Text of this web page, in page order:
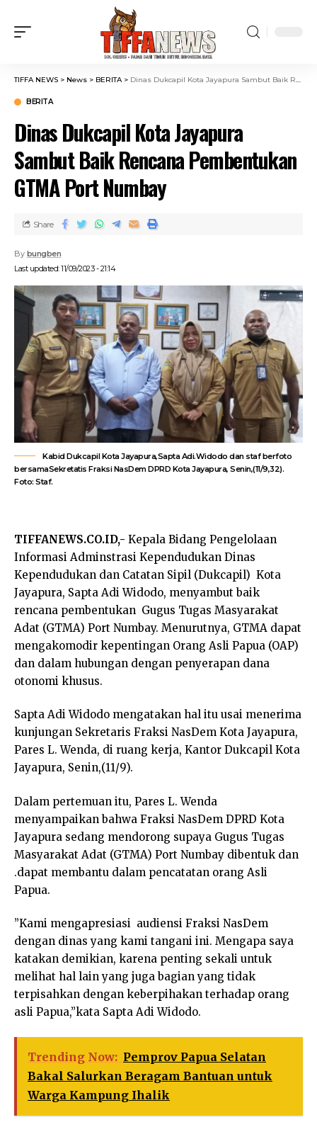
TIFFA NEWS > News > BERITA> Dinas Dukcapil Kota Jayapura Sambut Baik Rencana Pembentukan GTMA Port Numbay
BERITA
Dinas Dukcapil Kota Jayapura
Sambut Baik Rencana Pembentukan
GTMA Port Numbay
Last updated: 11/09/2023 - 21:14
By bungben
Share
Kabid Dukcapil Kota Jayapura,Sapta Adi.Widodo dan staf berfoto
bersamaSekretatis Fraksi NasDem DPRD Kota Jayapura, Senin,(11/9,32).
Foto: Staf.
TIFFANEWS.CO.ID,- Kepala Bidang Pengelolaan
Informasi Adminstrasi Kependudukan Dinas
Kependudukan dan Catatan Sipil (Dukcapil) Kota
Jayapura, Sapta Adi Widodo, menyambut baik
rencana pembentukan Gugus Tugas Masyarakat
Adat (GTMA) Port Numbay. Menurutnya, GTMA dapat
mengakomodir kepentingan Orang Asli Papua (OAP)
dan dalam hubungan dengan penyerapan dana
otonomi khusus.
Sapta Adi Widodo mengatakan hal itu usai menerima
kunjungan Sekretaris Fraksi NasDem Kota Jayapura,
Pares L. Wenda, di ruang kerja, Kantor Dukcapil Kota
Jayapura, Senin,(11/9).
Dalam pertemuan itu, Pares L. Wenda
menyampaikan bahwa Fraksi NasDem DPRD Kota
Jayapura sedang mendorong supaya Gugus Tugas
Masyarakat Adat (GTMA) Port Numbay dibentuk dan
.dapat membantu dalam pencatatan orang Asli
Papua.
”Kami mengapresiasi audiensi Fraksi NasDem
dengan dinas yang kami tangani ini. Mengapa saya
katakan demikian, karena penting sekali untuk
melihat hal lain yang juga bagian yang tidak
terpisahkan dengan keberpihakan terhadap orang
asli Papua,”kata Sapta Adi Widodo.
Trending Now: Pemprov Papua Selatan
Bakal Salurkan Beragam Bantuan untuk
Warga Kampung Ihalik